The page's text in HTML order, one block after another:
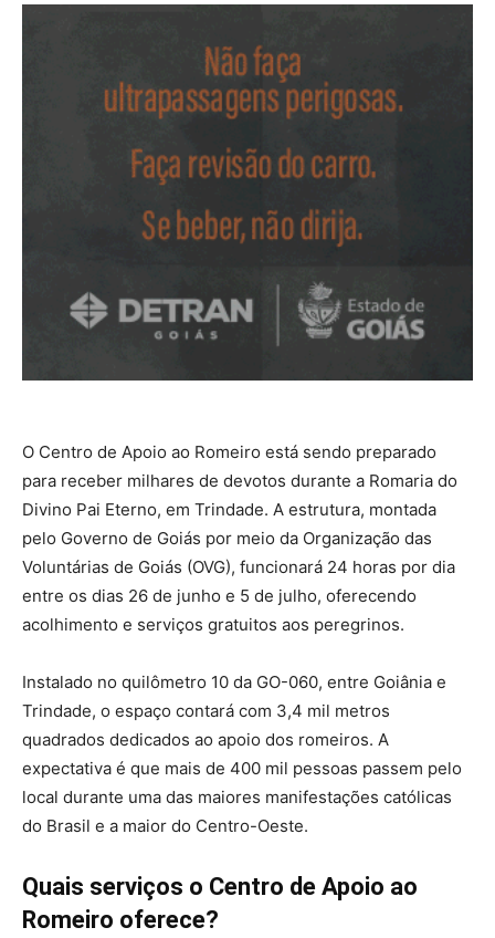
O Centro de Apoio ao Romeiro está sendo preparado
para receber milhares de devotos durante a Romaria do
Divino Pai Eterno, em Trindade. A estrutura, montada
pelo Governo de Goiás por meio da Organização das
Voluntárias de Goiás (OVG), funcionará 24 horas por dia
entre os dias 26 de junho e 5 de julho, oferecendo
acolhimento e serviços gratuitos aos peregrinos.
Instalado no quilômetro 10 da GO-060, entre Goiânia e
Trindade, o espaço contará com 3,4 mil metros
quadrados dedicados ao apoio dos romeiros. A
expectativa é que mais de 400 mil pessoas passem pelo
local durante uma das maiores manifestações católicas
do Brasil e a maior do Centro-Oeste.
Quais serviços o Centro de Apoio ao
Romeiro oferece?